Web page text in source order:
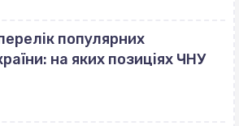
популярних
на яких позиціях ЧНУ